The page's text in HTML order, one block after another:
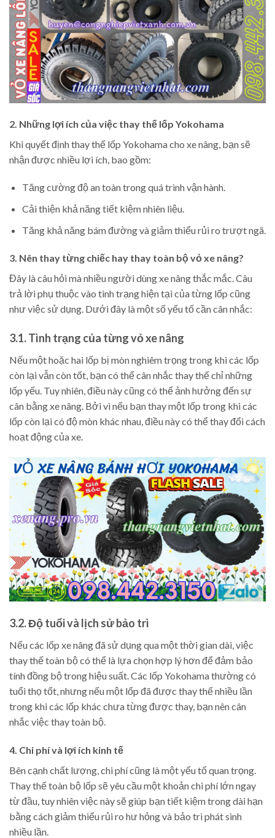
2. Những lợi ích của việc thay thế lốp Yokohama
Khi quyết định thay thế lốp Yokohama cho xe nâng, bạn sẽ
nhận được nhiều lợi ích, bao gồm:
Tăng cường độ an toàn trong quá trình vận hành.
Cải thiện khả năng tiết kiệm nhiên liệu.
Tăng khả năng bám đường và giảm thiểu rủi ro trượt ngã.
3. Nên thay từng chiếc hay thay toàn bộ vỏ xe nâng?
Đây là câu hỏi mà nhiều người dùng xe nâng thắc mắc. Câu
trả lời phụ thuộc vào tình trạng hiện tại của từng lốp cũng
như việc sử dụng. Dưới đây là một số yếu tố cần cân nhắc:
3.1. Tình trạng của từng vỏ xe nâng
Nếu một hoặc hai lốp bị mòn nghiêm trọng trong khi các lốp
còn lại vẫn còn tốt, bạn có thể cân nhắc thay thế chỉ những
lốp yếu. Tuy nhiên, điều này cũng có thể ảnh hưởng đến sự
cân bằng xe nâng. Bởi vì nếu bạn thay một lốp trong khi các
lốp còn lại có độ mòn khác nhau, điều này có thể thay đổi cách
hoạt động của xe.
3.2. Độ tuổi và lịch sử bảo trì
Nếu các lốp xe nâng đã sử dụng qua một thời gian dài, việc
thay thế toàn bộ có thể là lựa chọn hợp lý hơn để đảm bảo
tính đồng bộ trong hiệu suất. Các lốp Yokohama thường có
tuổi thọ tốt, nhưng nếu một lốp đã được thay thế nhiều lần
trong khi các lốp khác chưa từng được thay, bạn nên cân
nhắc việc thay toàn bộ.
4. Chi phí và lợi ích kinh tế
Bên cạnh chất lượng, chi phí cũng là một yếu tố quan trọng.
Thay thế toàn bộ lốp sẽ yêu cầu một khoản chi phí lớn ngay
từ đầu, tuy nhiên việc này sẽ giúp bạn tiết kiệm trong dài hạn
bằng cách giảm thiểu rủi ro hư hỏng và bảo trì phát sinh
nhiều lần.